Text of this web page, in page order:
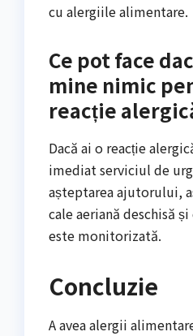
cu alergiile alimentare.
Ce pot face
mine nimic
reacție
Dacă ai o reacție
imediat serviciul de
așteptarea ajutorului,
cale aeriană deschisă
este monitorizată.
Concluzie
A avea alergii